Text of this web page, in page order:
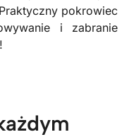
pokrowiec
i zabranie